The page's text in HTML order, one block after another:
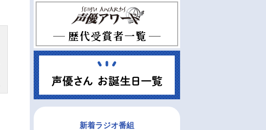
新着ラジオ番組